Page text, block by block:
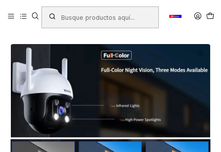
Productos TECNOLOGÍA Camaras de Seguridad
CAMARA IP PAN/TILT TENDA FULL-COLOR CH3 360º 3MP WIFI 6